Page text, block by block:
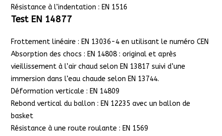
Résistance à l’indentation : EN 1516
Test EN 14877
Frottement linéaire : EN 13036-4 en utilisant le numéro CEN
Absorption des chocs : EN 14808 : original et après
vieillissement à l’air chaud selon EN 13817 suivi d’une
immersion dans l’eau chaude selon EN 13744.
Déformation verticale : EN 14809
Rebond vertical du ballon : EN 12235 avec un ballon de
basket
Résistance à une route roulante : EN 1569